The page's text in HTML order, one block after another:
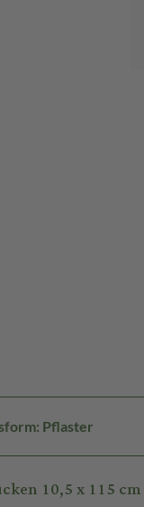
Pflaster
10,5 x 115 cm